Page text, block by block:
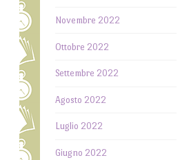
Novembre 2022
Ottobre 2022
Settembre 2022
Agosto 2022
Luglio 2022
Giugno 2022